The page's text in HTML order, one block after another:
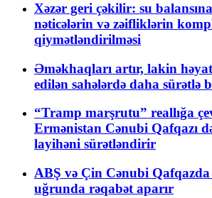
Xəzər geri çəkilir: su
nəticələrin və zəifliklərin
qiymətləndirilməsi
Əməkhaqları artır, lakin
edilən sahələrdə daha sürətlə
“Tramp marşrutu” reallığa
Ermənistan Cənubi Qafqazı
layihəni sürətləndirir
ABŞ və Çin Cənubi
uğrunda rəqabət aparır